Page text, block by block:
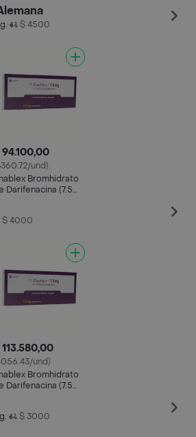
• $ 4500
und)
Bromhidrato
Darifenacina (7.5
$ 4000
und)
Bromhidrato
Darifenacina (7.5
• $ 3000